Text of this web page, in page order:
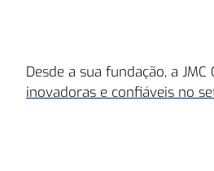
Desde a sua fundação, a
inovadoras e confiáveis no